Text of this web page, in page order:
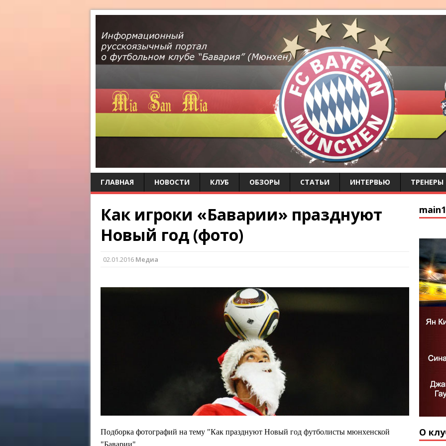
ГЛАВНАЯ НОВОСТИ КЛУБ ОБЗОРЫ СТАТЬИ ИНТЕРВЬЮ ТРЕНЕРЫ
Как игроки «Баварии» празднуют
Новый год (фото)
02.01.2016 Медиа
Подборка фотографий на тему "Как празднуют Новый год футболисты мюнхенской
"Баварии".
main1
О